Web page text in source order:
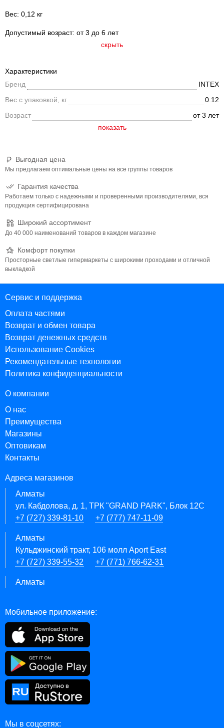
Вес: 0,12 кг
Допустимый возраст: от 3 до 6 лет
скрыть
Выгодная цена
Мы предлагаем оптимальные цены на все группы товаров
Гарантия качества
Работаем только с надежными и проверенными производителями, вся
продукция сертифицирована
Широкий ассортимент
До 40 000 наименований товаров в каждом магазине
Комфорт покупки
Просторные светлые гипермаркеты с широкими проходами и отличной
выкладкой
Характеристики
Бренд
INTEX
Вес с упаковкой, кг
0.12
Возраст
от 3 лет
Сервис и поддержка
Оплата частями
Возврат и обмен товара
Возврат денежных средств
Использование Cookies
Рекомендательные технологии
Политика конфиденциальности
О компании
О нас
Преимущества
Магазины
Оптовикам
Контакты
Адреса магазинов
Алматы
ул. Кабдолова, д. 1, ТРК "GRAND PARK", Блок 12C
+7 (727) 339-81-10
+7 (777) 747-11-09
Алматы
Кульджинский тракт, 106 молл Aport East
+7 (727) 339-55-32
+7 (771) 766-62-31
Алматы
Мобильное приложение:
Мы в соцсетях: